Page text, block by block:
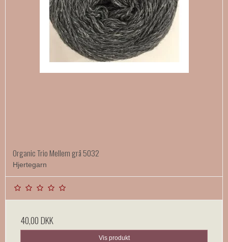
Organic Trio Mellem grå 5032
Hjertegarn
40,00 DKK
Vis produkt